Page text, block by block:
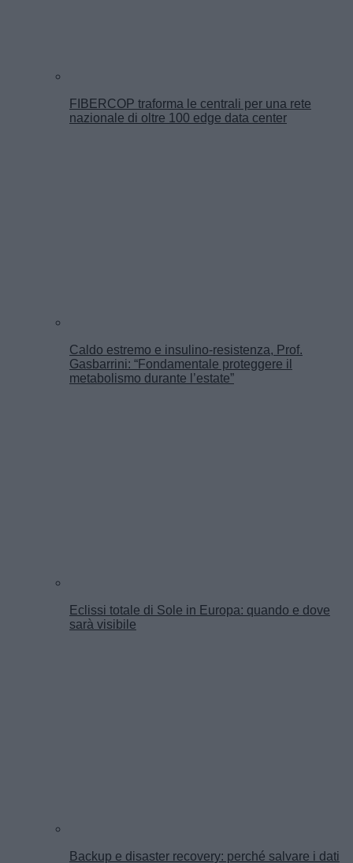
FIBERCOP traforma le centrali per una rete
nazionale di oltre 100 edge data center
Caldo estremo e insulino-resistenza, Prof.
Gasbarrini: “Fondamentale proteggere il
metabolismo durante l’estate”
Eclissi totale di Sole in Europa: quando e dove
sarà visibile
Backup e disaster recovery: perché salvare i dati